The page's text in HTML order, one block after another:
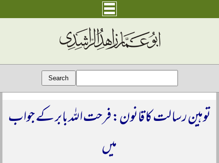
توہین رسالت کا قانون: فرحت اللہ بابر کے جواب
میں